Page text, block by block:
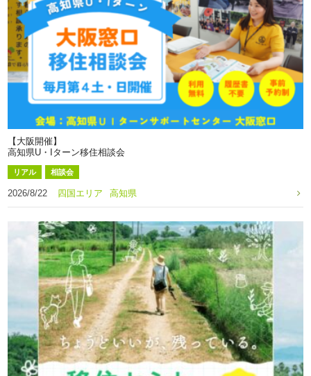
【大阪開催】
高知県U・Iターン移住相談会
リアル 相談会
2026/8/22 四国エリア 高知県